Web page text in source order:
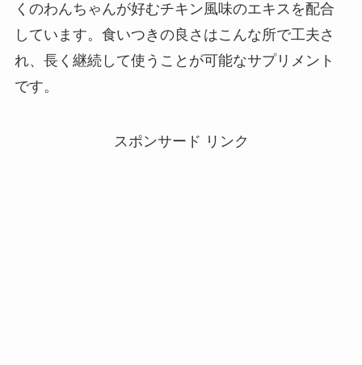
くのわんちゃんが好むチキン風味のエキスを配合
しています。食いつきの良さはこんな所で工夫さ
れ、長く継続して使うことが可能なサプリメント
です。
スポンサード リンク